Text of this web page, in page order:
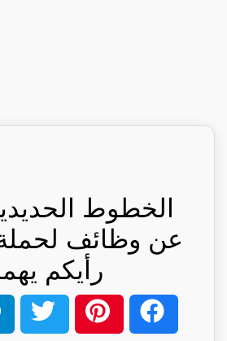
الخطوط
عن وظائف لحملة
رأيكم